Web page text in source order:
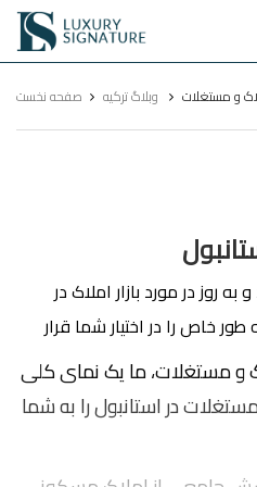
Luxury
Signature
صفحه نخست و مستغلات
روز در مورد بازار املاک در
خاص را در اختیار شما قرار
و مستغلات، ما یک نمای کلی
در استانبول را به شما